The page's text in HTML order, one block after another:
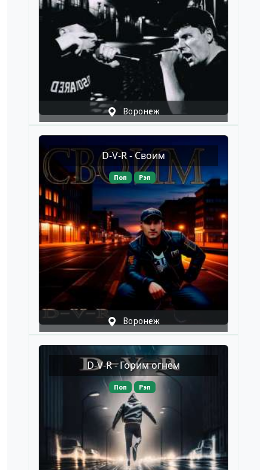
Воронеж
D-V-R - Своим
Поп Рэп
Воронеж
D-V-R - Горим огнём
Поп Рэп